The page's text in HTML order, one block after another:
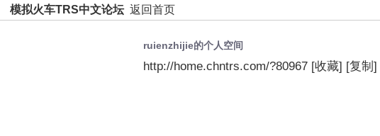
模拟火车TRS中文论坛 返回首页
ruienzhijie的个人空间
http://home.chntrs.com/?80967 [收藏] [复制]